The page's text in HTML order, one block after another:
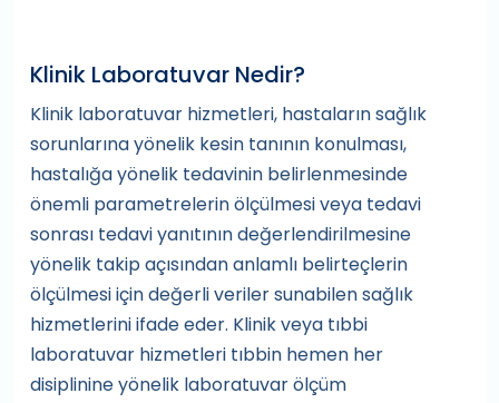
Klinik Laboratuvar Nedir?
Klinik laboratuvar hizmetleri, hastaların sağlık
sorunlarına yönelik kesin tanının konulması,
hastalığa yönelik tedavinin belirlenmesinde
önemli parametrelerin ölçülmesi veya tedavi
sonrası tedavi yanıtının değerlendirilmesine
yönelik takip açısından anlamlı belirteçlerin
ölçülmesi için değerli veriler sunabilen sağlık
hizmetlerini ifade eder. Klinik veya tıbbi
laboratuvar hizmetleri tıbbin hemen her
disiplinine yönelik laboratuvar ölçüm